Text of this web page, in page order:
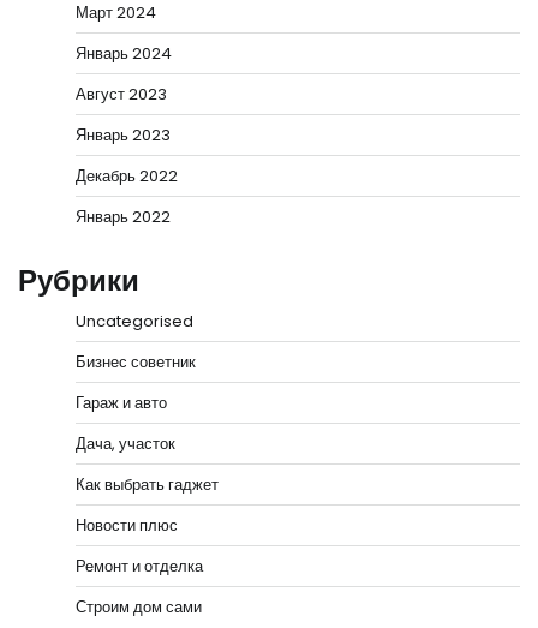
Март 2024
Январь 2024
Август 2023
Январь 2023
Декабрь 2022
Январь 2022
Рубрики
Uncategorised
Бизнес советник
Гараж и авто
Дача, участок
Как выбрать гаджет
Новости плюс
Ремонт и отделка
Строим дом сами